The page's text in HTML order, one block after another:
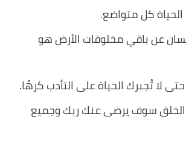
كل متواضع.
عن باقي مخلوقات الأرض هو
لا تُجبرك الحياة على التأدب كرهًا.
الخلق سوف يرضى عنك ربك وجميع